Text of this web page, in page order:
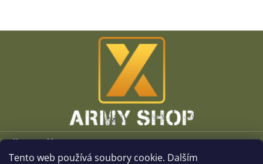
Tento web používá soubory cookie. Dalším
Z
Vše o nákupu